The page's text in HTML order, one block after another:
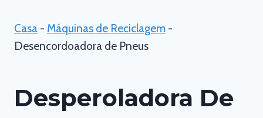
Casa - Máquinas de Reciclagem -
Desencordoadora de Pneus
Desperoladora De